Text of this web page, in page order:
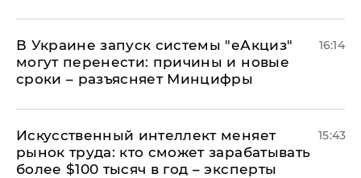
В Украине запуск системы "еАкциз"
могут перенести: причины и новые
сроки – разъясняет Минцифры
16:14
Искусственный интеллект меняет
рынок труда: кто сможет зарабатывать
более $100 тысяч в год – эксперты
15:43